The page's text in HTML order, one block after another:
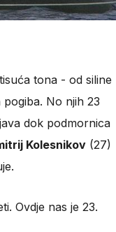
tona - od siline
No njih 23
dok podmornica
Kolesnikov(27)
Ovdje nas je 23.